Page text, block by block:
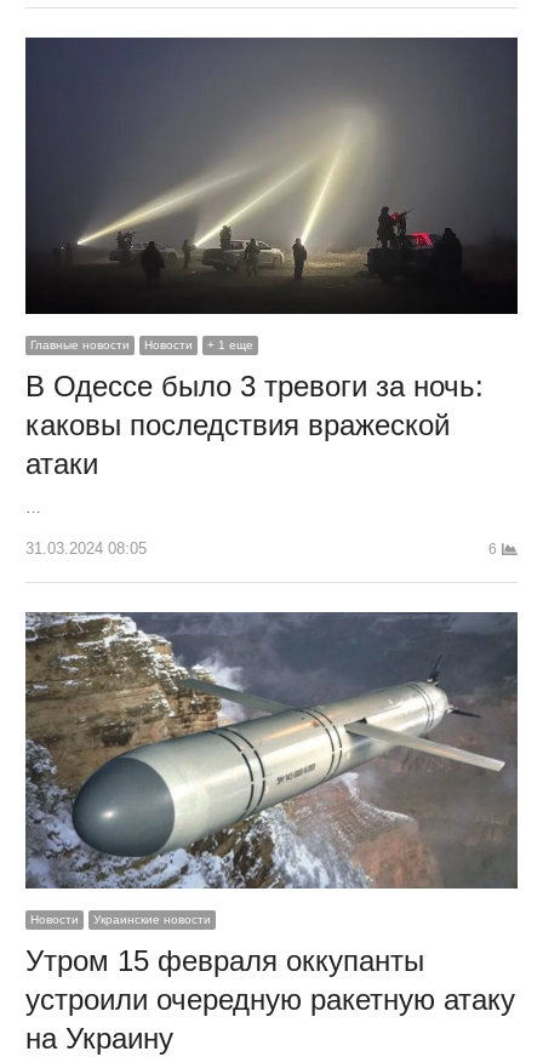
Главные новости Новости + 1 еще
В Одессе было 3 тревоги за ночь:
каковы последствия вражеской
атаки
…
31.03.2024 08:05 6
Новости Украинские новости
Утром 15 февраля оккупанты
устроили очередную ракетную атаку
на Украину